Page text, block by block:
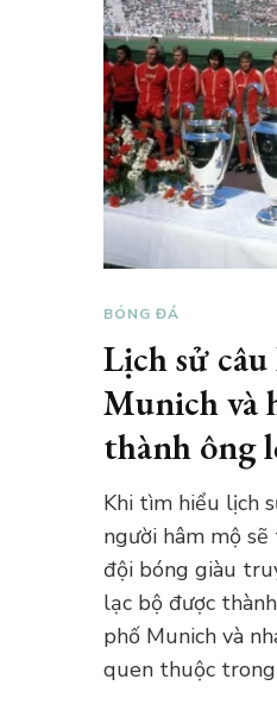
BÓNG ĐÁ
Lịch sử
Munich
thành ông
Khi tìm hiểu lịch
người hâm mộ
đội bóng giàu
lạc bộ được
phố Munich và
quen thuộc